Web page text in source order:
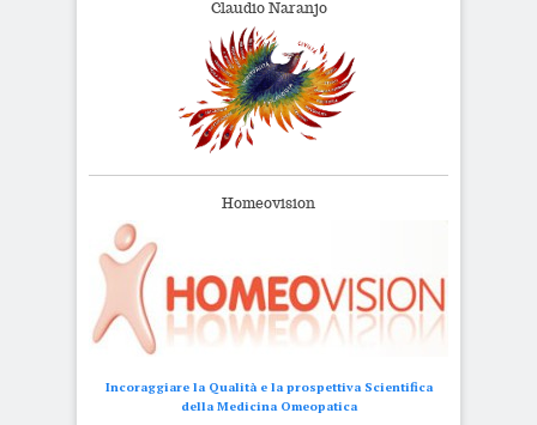
Claudio Naranjo
Homeovision
Incoraggiare la Qualità e la prospettiva Scientifica
della Medicina Omeopatica